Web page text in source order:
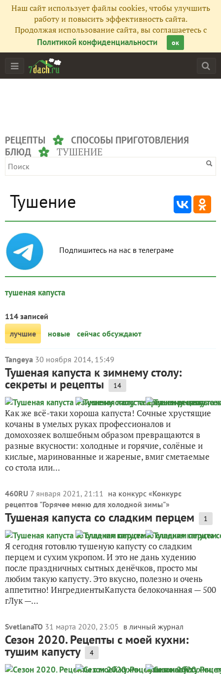
Наш сайт использует файлы cookies, чтобы улучшить
работу и повысить эффективность сайта.
Продолжая использование сайта, вы соглашаетесь с
Политикой конфиденциальности
ок
РЕЦЕПТЫ
СПОСОБЫ ПРИГОТОВЛЕНИЯ
БЛЮД
ТУШЕНИЕ
Тушение
Подпишитесь на нас в телеграме
тушеная капуста
114 записей
лучшие
новые сейчас обсуждают
Tangeya 30 ноября 2014, 15:49
Тушеная капуста к зимнему столу:
секреты и рецепты 14
Как же всё-таки хороша капуста! Сочные хрустящие
кочаны в умелых руках профессионалов и
домохозяек волшебным образом превращаются в
разные вкусности: холодные и горячие, солёные и
кислые, маринованные и жареные, вмиг сметаемые
со стола или...
460RU 7 января 2021, 21:11 на конкурс «Конкурс
рецептов "Горячее меню для холодной зимы"»
Тушеная капуста со сладким перцем 1
Я сегодня готовлю тушеную капусту со сладким
перцем и сухим укропом. И это не дань худению
после праздничных сытных денёчков, просто мы
любим такую капусту. Это вкусно, полезно и очень
аппетитно! ИнгредиентыКапуста белокочанная — 500
гЛук —...
SvetlanaTO 31 марта 2020, 23:05 в личный журнал
Сезон 2020. Рецепты с моей кухни:
тушим капусту 4